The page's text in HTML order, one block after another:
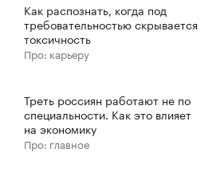
Как распознать, когда под
требовательностью скрывается
токсичность
Про: карьеру
Треть россиян работают не по
специальности. Как это влияет
на экономику
Про: главное